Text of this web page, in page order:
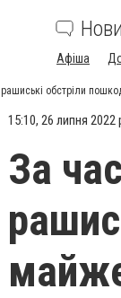
Афіша
обстріли
15:10, 26 липня 2022
За